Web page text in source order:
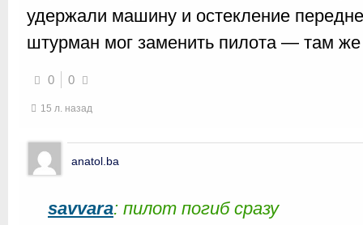
удержали машину и остекление
штурман мог заменить пилота — там же
0 0
15 л. назад
anatol.ba
savvara: пилот погиб сразу